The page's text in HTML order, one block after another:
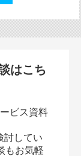
はこち
ビス資料
討してい
もお気軽